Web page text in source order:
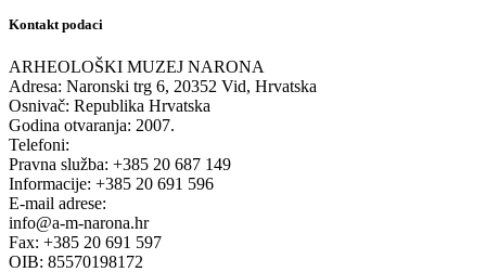
Kontakt podaci
ARHEOLOŠKI MUZEJ NARONA
Adresa: Naronski trg 6, 20352 Vid, Hrvatska
Osnivač: Republika Hrvatska
Godina otvaranja: 2007.
Telefoni:
Pravna služba: +385 20 687 149
Informacije: +385 20 691 596
E-mail adrese:
info@a-m-narona.hr
Fax: +385 20 691 597
OIB: 85570198172